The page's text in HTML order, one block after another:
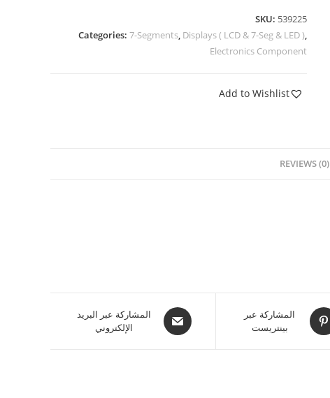
SKU: 539225
Categories: 7-Segments, Displays ( LCD & 7-Seg & LED ),
Electronics Component
Add to Wishlist
REVIEWS (0)
المشاركة عبر
بينتريست
المشاركة عبر البريد
الإلكتروني